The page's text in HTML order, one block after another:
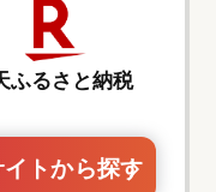
ふるさと納税
トから探す